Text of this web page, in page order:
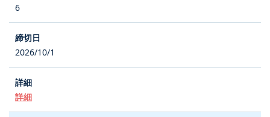
6
2026/10/1
詳細